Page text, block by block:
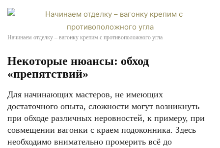
Начинаем отделку – вагонку крепим с противоположного угла
Некоторые нюансы: обход
«препятствий»
Для начинающих мастеров, не имеющих
достаточного опыта, сложности могут возникнуть
при обходе различных неровностей, к примеру, при
совмещении вагонки с краем подоконника. Здесь
необходимо внимательно промерить всё до